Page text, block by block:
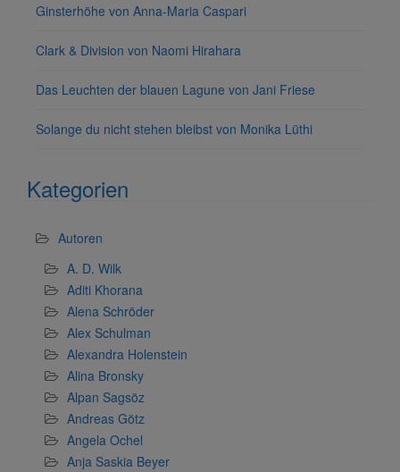
Ginsterhöhe von Anna-Maria Caspari
Clark & Division von Naomi Hirahara
Das Leuchten der blauen Lagune von Jani Friese
Solange du nicht stehen bleibst von Monika Lüthi
Kategorien
Autoren
A. D. Wilk
Aditi Khorana
Alena Schröder
Alex Schulman
Alexandra Holenstein
Alina Bronsky
Alpan Sagsöz
Andreas Götz
Angela Ochel
Anja Saskia Beyer